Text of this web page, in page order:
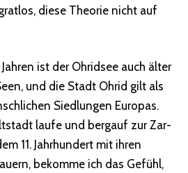
diese Theorie nicht auf
ist der Ohridsee auch älter
und die Stadt Ohrid gilt als
Siedlungen Europas.
laufe und bergauf zur Zar-
11. Jahrhundert mit ihren
bekomme ich das Gefühl,